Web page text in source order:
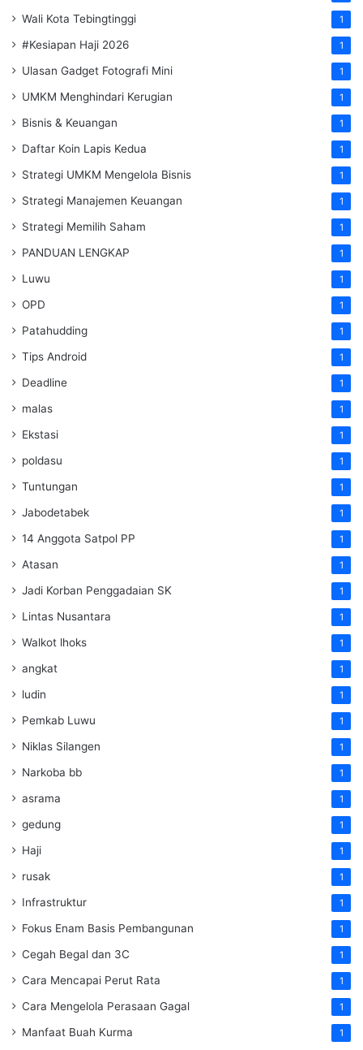
Wali Kota Tebingtinggi 1
#Kesiapan Haji 2026 1
Ulasan Gadget Fotografi Mini 1
UMKM Menghindari Kerugian 1
Bisnis & Keuangan 1
Daftar Koin Lapis Kedua 1
Strategi UMKM Mengelola Bisnis 1
Strategi Manajemen Keuangan 1
Strategi Memilih Saham 1
PANDUAN LENGKAP 1
Luwu 1
OPD 1
Patahudding 1
Tips Android 1
Deadline 1
malas 1
Ekstasi 1
poldasu 1
Tuntungan 1
Jabodetabek 1
14 Anggota Satpol PP 1
Atasan 1
Jadi Korban Penggadaian SK 1
Lintas Nusantara 1
Walkot lhoks 1
angkat 1
ludin 1
Pemkab Luwu 1
Niklas Silangen 1
Narkoba bb 1
asrama 1
gedung 1
Haji 1
rusak 1
Infrastruktur 1
Fokus Enam Basis Pembangunan 1
Cegah Begal dan 3C 1
Cara Mencapai Perut Rata 1
Cara Mengelola Perasaan Gagal 1
Manfaat Buah Kurma 1